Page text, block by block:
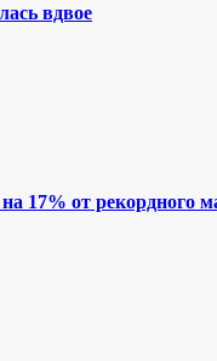
вдвое
17% от рекордного